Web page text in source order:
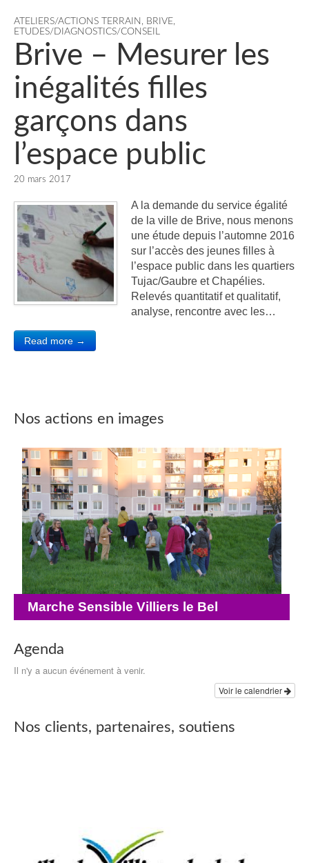
ATELIERS/ACTIONS TERRAIN , BRIVE,
ETUDES/DIAGNOSTICS/CONSEIL
Brive – Mesurer les
inégalités filles
garçons dans
l’espace public
20 mars 2017
A la demande du service égalité
de la ville de Brive, nous menons
une étude depuis l’automne 2016
sur l’accès des jeunes filles à
l’espace public dans les quartiers
Tujac/Gaubre et Chapélies.
Relevés quantitatif et qualitatif,
analyse, rencontre avec les…
Read more →
Nos actions en images
Marche Sensible Villiers le Bel
Agenda
Il n'y a aucun événement à venir.
Voir le calendrier
Nos clients, partenaires, soutiens